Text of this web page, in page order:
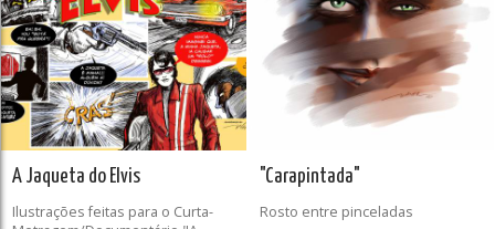
A Jaqueta do Elvis
Ilustrações feitas para o Curta-
"Carapintada"
Rosto entre pinceladas